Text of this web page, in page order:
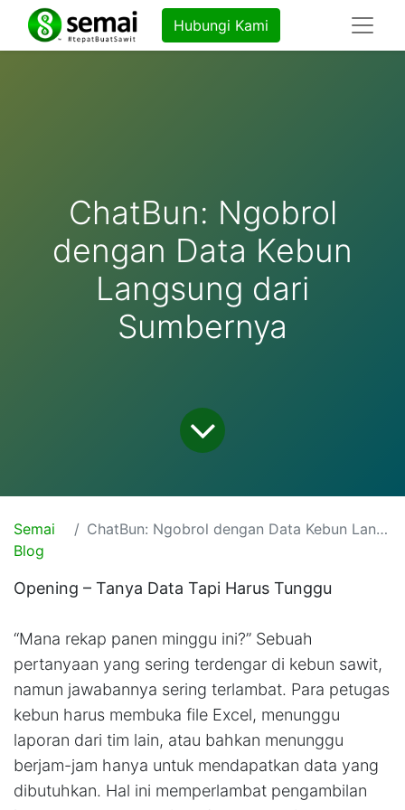
Hubungi Kami
ChatBun: Ngobrol
dengan Data Kebun
Langsung dari
Sumbernya
Semai
Blog
ChatBun: Ngobrol dengan Data Kebun Langsung dari Sumbernya
Opening – Tanya Data Tapi Harus Tunggu
“Mana rekap panen minggu ini?” Sebuah
pertanyaan yang sering terdengar di kebun sawit,
namun jawabannya sering terlambat. Para petugas
kebun harus membuka file Excel, menunggu
laporan dari tim lain, atau bahkan menunggu
berjam-jam hanya untuk mendapatkan data yang
dibutuhkan. Hal ini memperlambat pengambilan